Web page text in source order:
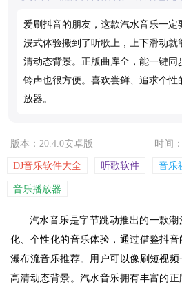
爱刷抖音的朋友，这款汽水音乐一定
浸式体验搬到了听歌上，上下滑动就
清动态背景。正版曲库全，能一键同
铃声也很方便。喜欢尝鲜、追求个性
放器。
版本：20.4.0安卓版 时间
DJ音乐软件大全 听歌软件 音乐
音乐播放器
汽水音乐是字节跳动推出的一款
化、个性化的音乐体验，通过借鉴抖
瀑布流音乐推荐。用户可以像刷短视
高清动态背景。汽水音乐拥有丰富的